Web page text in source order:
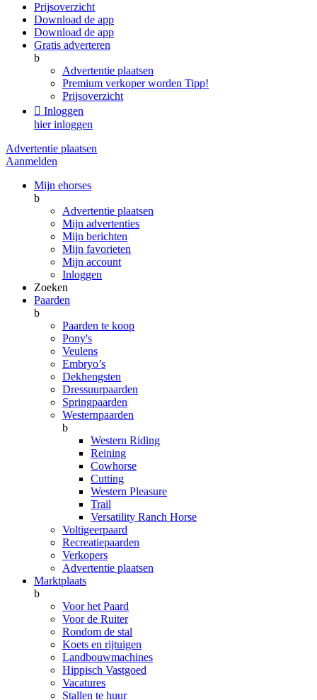
Prijsoverzicht
Download de app
Download de app
Gratis adverteren
b
Advertentie plaatsen
Premium verkoper worden Tipp!
Prijsoverzicht
 Inloggen
hier inloggen
Advertentie plaatsen
Aanmelden
Mijn ehorses
b
Advertentie plaatsen
Mijn advertenties
Mijn berichten
Mijn favorieten
Mijn account
Inloggen
Zoeken
Paarden
b
Paarden te koop
Pony's
Veulens
Embryo’s
Dekhengsten
Dressuurpaarden
Springpaarden
Westernpaarden
b
Western Riding
Reining
Cowhorse
Cutting
Western Pleasure
Trail
Versatility Ranch Horse
Voltigeerpaard
Recreatiepaarden
Verkopers
Advertentie plaatsen
Marktplaats
b
Voor het Paard
Voor de Ruiter
Rondom de stal
Koets en rijtuigen
Landbouwmachines
Hippisch Vastgoed
Vacatures
Stallen te huur